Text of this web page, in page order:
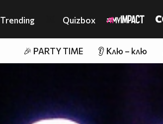
Trending Quizbox
🎉 PARTY TIME 👂 Клю – клю